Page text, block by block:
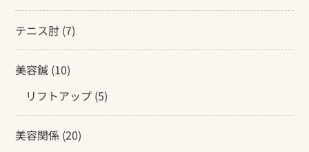
テニス肘 (7)
美容鍼 (10)
リフトアップ (5)
美容関係 (20)